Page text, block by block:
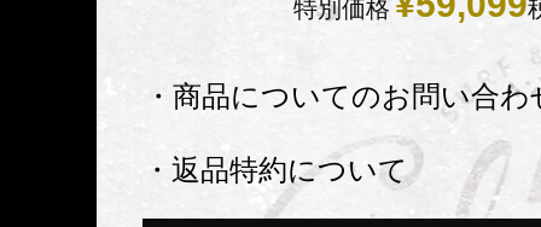
特別価格
・商品についてのお問い合わ
・返品特約について